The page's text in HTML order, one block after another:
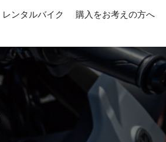
レンタルバイク 購入をお考えの方へ